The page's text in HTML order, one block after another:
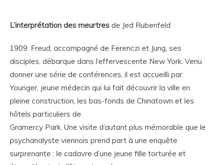
L’interprétation des meurtres de Jed Rubenfeld
1909. Freud, accompagné de Ferenczi et Jung, ses
disciples, débarque dans l’effervescente New York. Venu
donner une série de conférences, il est accueilli par
Younger, jeune médecin qui lui fait découvrir la ville en
pleine construction, les bas-fonds de Chinatown et les
hôtels particuliers de
Gramercy Park. Une visite d’autant plus mémorable que le
psychanalyste viennois prend part à une enquête
surprenante : le cadavre d’une jeune fille torturée et